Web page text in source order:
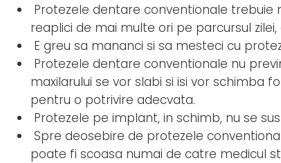
Protezele dentare conventionale trebuie
reaplici de mai multe ori pe parcursul
E greu sa mananci si sa mesteci cu
Protezele dentare conventionale nu
maxilarului se vor slabi si isi vor schimba
pentru o potrivire adecvata.
Protezele pe implant, in schimb, nu se
Spre deosebire de protezele
poate fi scoasa numai de catre medicul